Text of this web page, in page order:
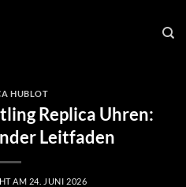
HUBLOT
Replica Uhren:
Leitfaden
AM 24. JUNI 2026